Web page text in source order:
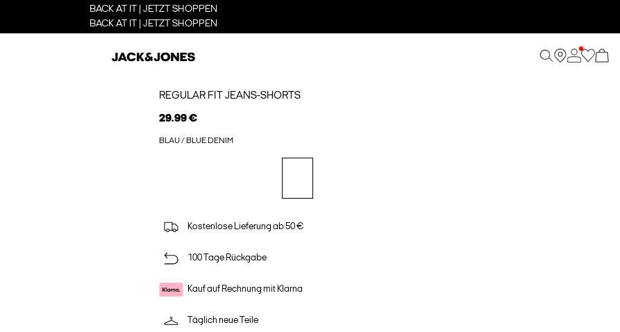
BACK AT IT | JETZT SHOPPEN
BACK AT IT | JETZT SHOPPEN
REGULAR FIT JEANS-SHORTS
29.99 €
BLAU / BLUE DENIM
Kostenlose Lieferung ab 50 €
100 Tage Rückgabe
Kauf auf Rechnung mit Klarna
Täglich neue Teile